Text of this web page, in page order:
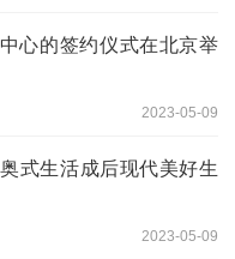
心的签约仪式在北京举
2023-05-09
式生活成后现代美好生
2023-05-09